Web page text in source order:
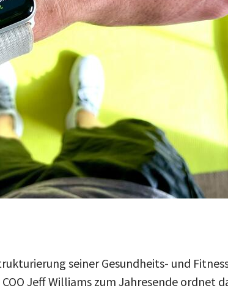
seiner Gesundheits- und
Jeff Williams zum Jahresende ordnet